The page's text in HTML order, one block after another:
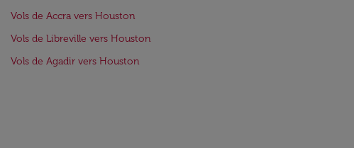
Vols de Accra vers Houston
Vols de Libreville vers Houston
Vols de Agadir vers Houston